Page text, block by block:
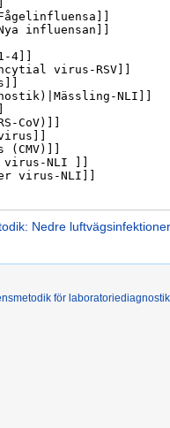
Nedre
för laboratoriediagnostik